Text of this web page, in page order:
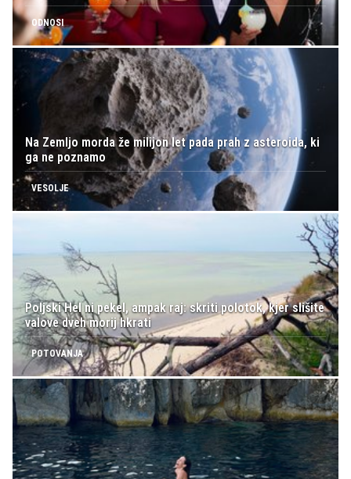
ODNOSI
Na Zemljo morda že milijon let pada prah z asteroida, ki
ga ne poznamo
VESOLJE
Poljski Hel ni pekel, ampak raj: skriti polotok, kjer slišite
valove dveh morij hkrati
POTOVANJA